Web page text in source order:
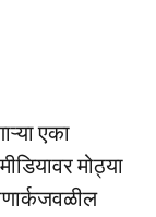
एका
मोठ्या